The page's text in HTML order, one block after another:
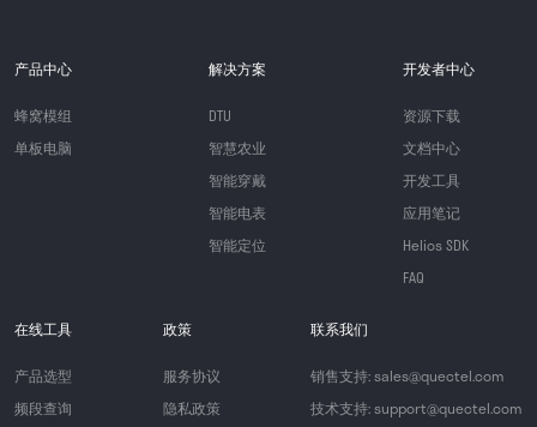
产品中心
蜂窝模组
单板电脑
解决方案
DTU
智慧农业
智能穿戴
智能电表
智能定位
开发者中心
资源下载
文档中心
开发工具
应用笔记
Helios SDK
FAQ
在线工具
产品选型
频段查询
政策
服务协议
隐私政策
联系我们
销售支持: sales@quectel.com
技术支持: support@quectel.com